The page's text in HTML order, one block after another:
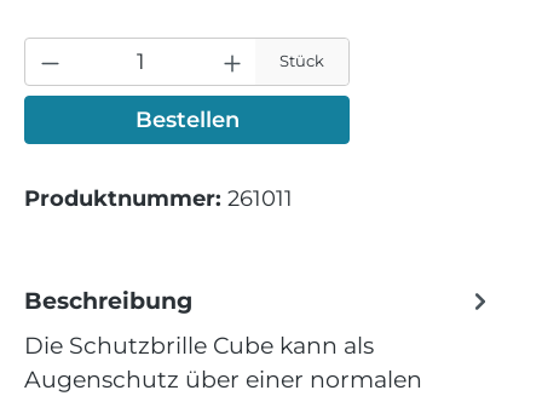
Stück
Bestellen
Produktnummer: 261011
Beschreibung
Die Schutzbrille Cube kann als
Augenschutz über einer normalen